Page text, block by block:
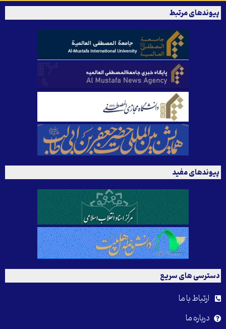
پیوندهای مرتبط
پیوندهای مفید
دسترسی های سریع
ارتباط با ما
درباره ما